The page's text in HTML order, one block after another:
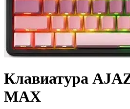
Клавиатура
MAX